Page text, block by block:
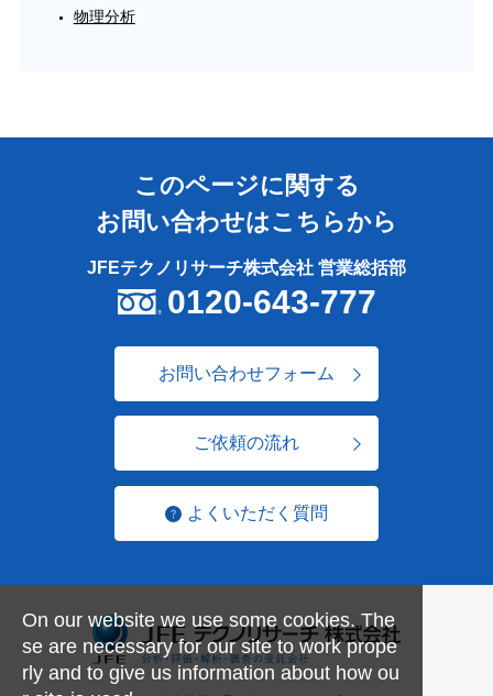
物理分析
このページに関する
お問い合わせはこちらから
JFEテクノリサーチ株式会社 営業総括部
0120-643-777
お問い合わせフォーム
ご依頼の流れ
よくいただく質問
On our website we use some cookies. The
se are necessary for our site to work prope
rly and to give us information about how ou